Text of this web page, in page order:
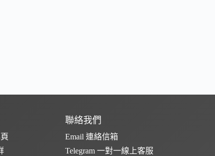
聯絡我們
Email 連絡信箱
Telegram 一對一線上客服